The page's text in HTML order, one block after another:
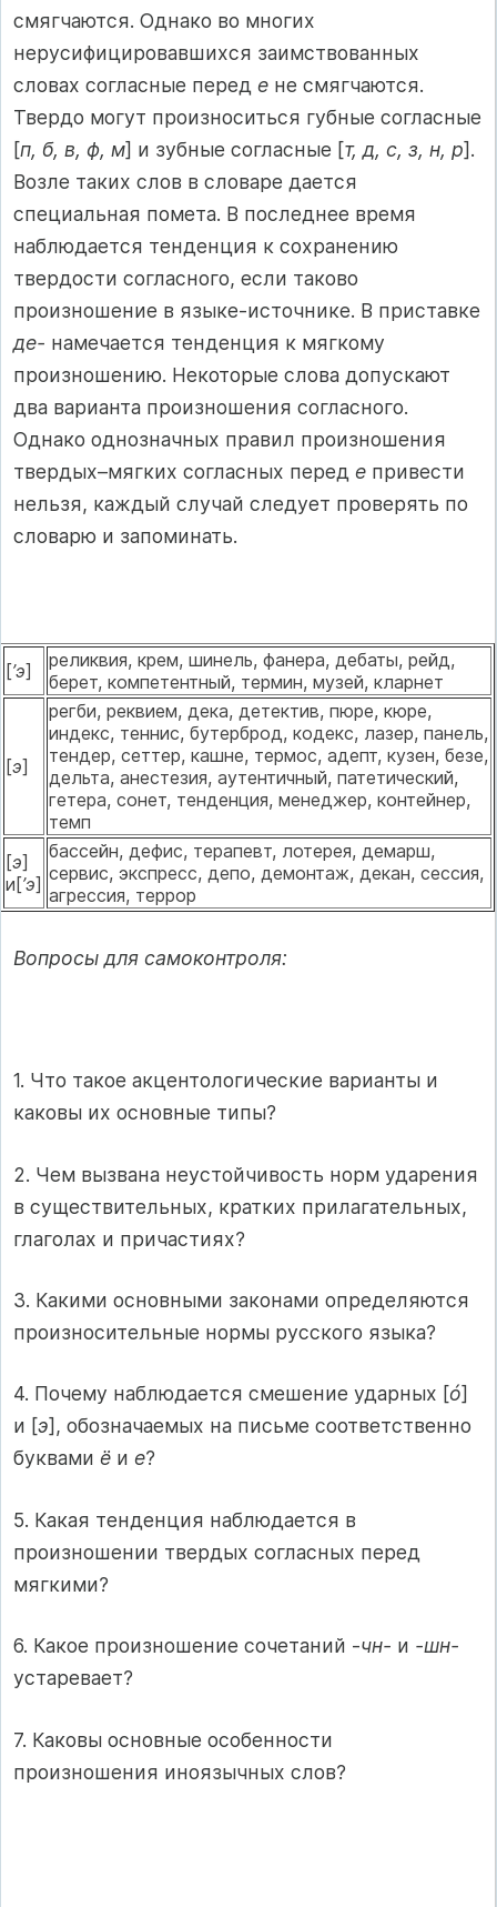
смягчаются. Однако во многих
нерусифицировавшихся заимствованных
словах согласные перед е не смягчаются.
Твердо могут произноситься губные согласные
[п, б, в, ф, м] и зубные согласные [т, д, с, з, н, р].
Возле таких слов в словаре дается
специальная помета. В последнее время
наблюдается тенденция к сохранению
твердости согласного, если таково
произношение в языке-источнике. В приставке
де- намечается тенденция к мягкому
произношению. Некоторые слова допускают
два варианта произношения согласного.
Однако однозначных правил произношения
твердых–мягких согласных перед е привести
нельзя, каждый случай следует проверять по
словарю и запоминать.
[’э]
реликвия, крем, шинель, фанера, дебаты, рейд,
берет, компетентный, термин, музей, кларнет
[э]
регби, реквием, дека, детектив, пюре, кюре,
индекс, теннис, бутерброд, кодекс, лазер, панель,
тендер, сеттер, кашне, термос, адепт, кузен, безе,
дельта, анестезия, аутентичный, патетический,
гетера, сонет, тенденция, менеджер, контейнер,
темп
[э]
и[’э]
бассейн, дефис, терапевт, лотерея, демарш,
сервис, экспресс, депо, демонтаж, декан, сессия,
агрессия, террор
Вопросы для самоконтроля:
1. Что такое акцентологические варианты и
каковы их основные типы?
2. Чем вызвана неустойчивость норм ударения
в существительных, кратких прилагательных,
глаголах и причастиях?
3. Какими основными законами определяются
произносительные нормы русского языка?
4. Почему наблюдается смешение ударных [ó]
и [э], обозначаемых на письме соответственно
буквами ё и е?
5. Какая тенденция наблюдается в
произношении твердых согласных перед
мягкими?
6. Какое произношение сочетаний -чн- и -шн-
устаревает?
7. Каковы основные особенности
произношения иноязычных слов?